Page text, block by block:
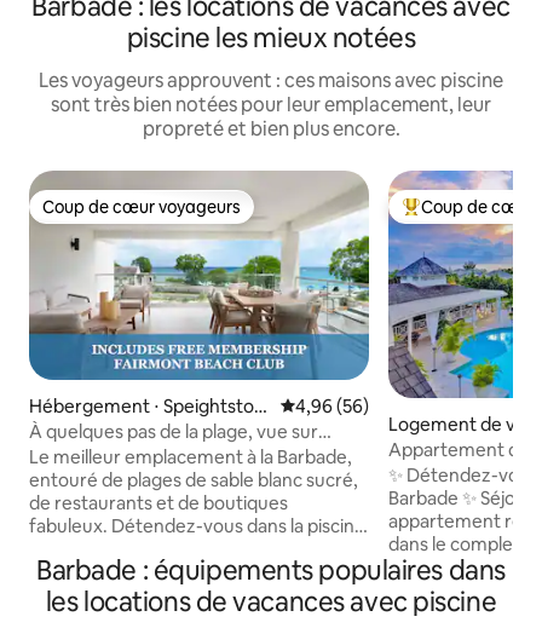
piscine les mieux notées
Les voyageurs approuvent : ces maisons avec piscine
sont très bien notées pour leur emplacement, leur
propreté et bien plus encore.
Coup de cœur voyageurs
Coup de cœur voyageurs
Hébergement ⋅ Speightstow
n
Évaluation moyenne sur la
4,96 (56)
À quelques pas de la plage, vue sur
l'océan, piscine et accès au complexe
hôtelier !
Le meilleur emplacement à la Barbade,
entouré de plages de sable blanc sucré,
de restaurants et de boutiques
fabuleux. Détendez-vous dans la piscine
imprenable et profitez du confort d'un
sanctuaire tropical spacieux. &#11088;
« Nous visitons fréquemment la Barbade
Coups de cœur
Coup de cœur
Logement de
Standfast
Appartement
chambres 2 salles
✨ Détendez-
Barbade ✨
appartement
dans le complexe
Resort, une
perchée sur une
mer depuis le
Barbade : équipements populaires dans
les locations de vacances avec piscine